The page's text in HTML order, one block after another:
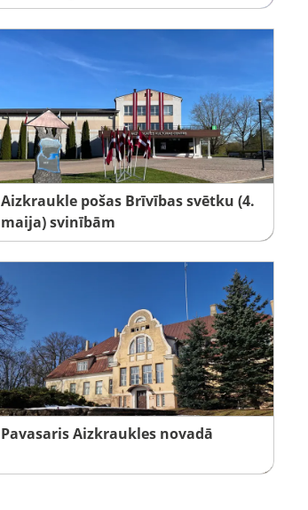
Aizkraukle pošas Brīvības svētku (4.
maija) svinībām
Pavasaris Aizkraukles novadā